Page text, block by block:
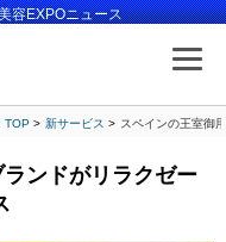
容EXPOニュース
TOP 新サービス スペインの王室御
ンドがリラクゼー